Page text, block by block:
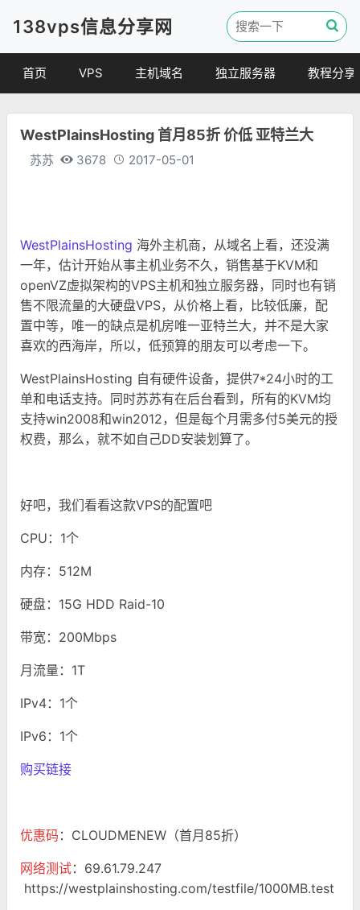
138vps信息分享网
首页 VPS
便宜VPS
VPS评测
主机域名
虚拟主机
独立服务器 教程分享
建站教程
WestPlainsHosting 首月85折 价低 亚特兰大
苏苏 3678 2017-05-01
WestPlainsHosting 海外主机商，从域名上看，还没满
一年，估计开始从事主机业务不久，销售基于KVM和
openVZ虚拟架构的VPS主机和独立服务器，同时也有销
售不限流量的大硬盘VPS，从价格上看，比较低廉，配
置中等，唯一的缺点是机房唯一亚特兰大，并不是大家
喜欢的西海岸，所以，低预算的朋友可以考虑一下。
WestPlainsHosting 自有硬件设备，提供7*24小时的工
单和电话支持。同时苏苏有在后台看到，所有的KVM均
支持win2008和win2012，但是每个月需多付5美元的授
权费，那么，就不如自己DD安装划算了。
好吧，我们看看这款VPS的配置吧
CPU：1个
内存：512M
硬盘：15G HDD Raid-10
带宽：200Mbps
月流量：1T
IPv4：1个
IPv6：1个
购买链接
优惠码 ：CLOUDMENEW（首月85折）
网络测试：69.61.79.247
https://westplainshosting.com/testfile/1000MB.test